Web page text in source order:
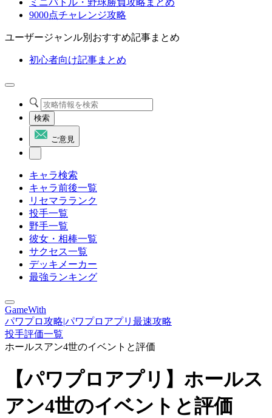
ミニバトル・野球勝負攻略まとめ
9000点チャレンジ攻略
ユーザージャンル別おすすめ記事まとめ
初心者向け記事まとめ
検索
ご意見
キャラ検索
キャラ前後一覧
リセマラランク
投手一覧
野手一覧
彼女・相棒一覧
サクセス一覧
デッキメーカー
最強ランキング
GameWith
パワプロ攻略|パワプロアプリ最速攻略
投手評価一覧
ホールスアン4世のイベントと評価
【パワプロアプリ】ホールス
アン4世のイベントと評価